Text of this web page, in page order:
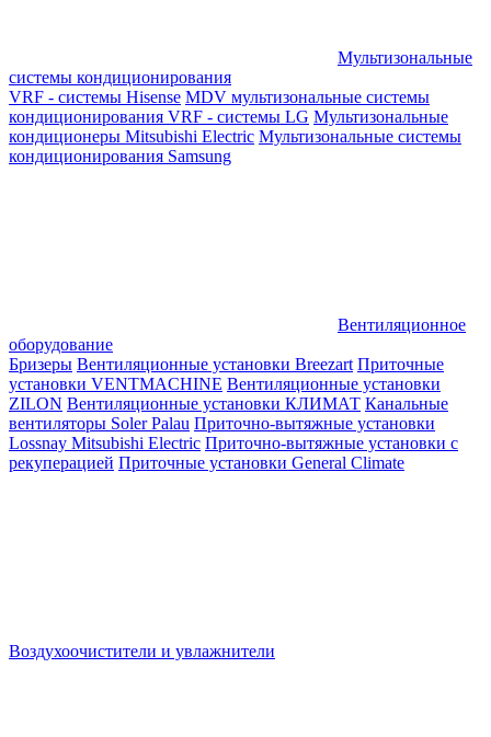
Мультизональные
системы кондиционирования
VRF - системы Hisense MDV мультизональные системы
кондиционирования VRF - системы LG Мультизональные
кондиционеры Mitsubishi Electric Мультизональные системы
кондиционирования Samsung
Вентиляционное
оборудование
Бризеры Вентиляционные установки Breezart Приточные
установки VENTMACHINE Вентиляционные установки
ZILON Вентиляционные установки КЛИМАТ Канальные
вентиляторы Soler Palau Приточно-вытяжные установки
Lossnay Mitsubishi Electric Приточно-вытяжные установки с
рекуперацией Приточные установки General Climate
Воздухоочистители и увлажнители